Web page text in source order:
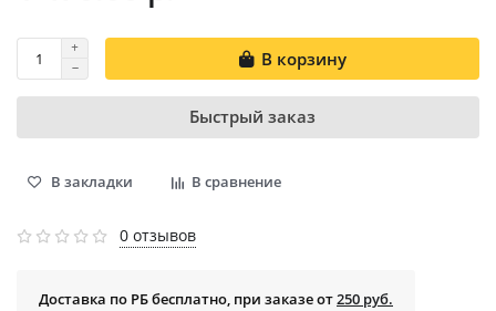
В корзину
Быстрый заказ
В закладки В сравнение
0 отзывов
Доставка по РБ бесплатно, при заказе от250 руб.